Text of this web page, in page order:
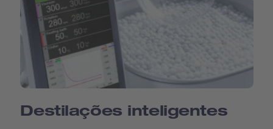
Destilações inteligentes